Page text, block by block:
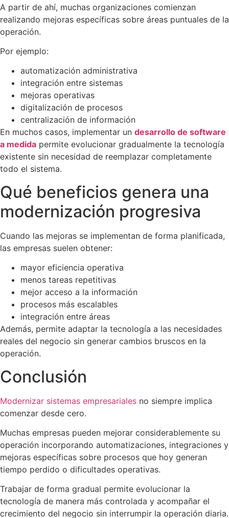
A partir de ahí, muchas organizaciones comienzan
realizando mejoras específicas sobre áreas puntuales de la
operación.
Por ejemplo:
automatización administrativa
integración entre sistemas
mejoras operativas
digitalización de procesos
centralización de información
En muchos casos, implementar un desarrollo de software
a medida permite evolucionar gradualmente la tecnología
existente sin necesidad de reemplazar completamente
todo el sistema.
Qué beneficios genera una
modernización progresiva
Cuando las mejoras se implementan de forma planificada,
las empresas suelen obtener:
mayor eficiencia operativa
menos tareas repetitivas
mejor acceso a la información
procesos más escalables
integración entre áreas
Además, permite adaptar la tecnología a las necesidades
reales del negocio sin generar cambios bruscos en la
operación.
Conclusión
Modernizar sistemas empresariales no siempre implica
comenzar desde cero.
Muchas empresas pueden mejorar considerablemente su
operación incorporando automatizaciones, integraciones y
mejoras específicas sobre procesos que hoy generan
tiempo perdido o dificultades operativas.
Trabajar de forma gradual permite evolucionar la
tecnología de manera más controlada y acompañar el
crecimiento del negocio sin interrumpir la operación diaria.